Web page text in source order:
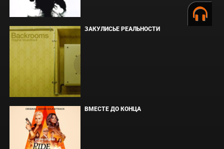
ЗАКУЛИСЬЕ РЕАЛЬНОСТИ
ВМЕСТЕ ДО КОНЦА